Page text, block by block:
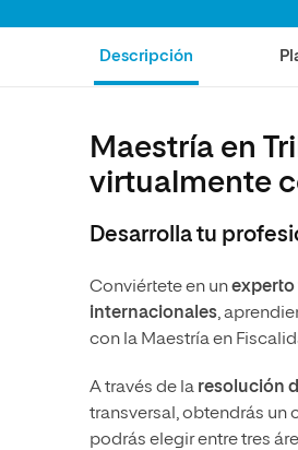
Administración de la
Ciencias Sociales y del
Diseño
Artes
Música
Educación
Administración de la
Marketing y
Diseño
Artes
Descripción
Maestría en
virtualmente
Desarrolla tu
Conviértete en unexperto
internacionales,
con la Maestría en
A través de la resolución
transversal, obtendrás
podrás elegir entre tres